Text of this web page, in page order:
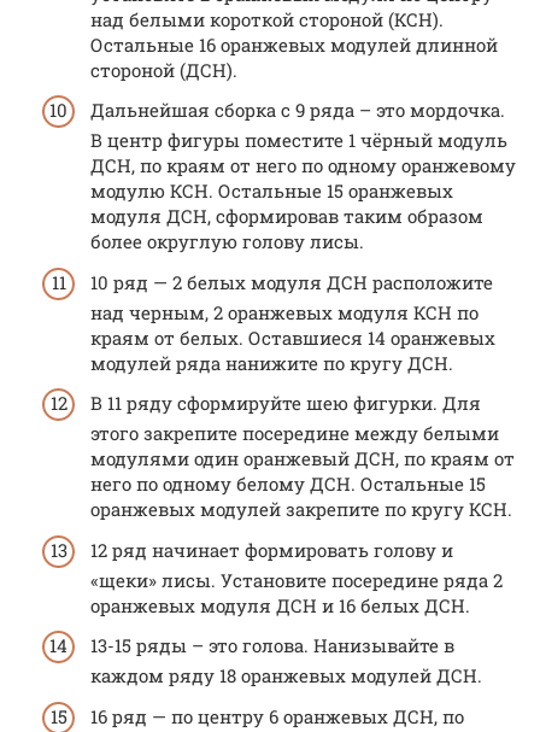
над белыми короткой стороной (КСН).
Остальные 16 оранжевых модулей длинной
стороной (ДСН).
Дальнейшая сборка с 9 ряда – это мордочка.
В центр фигуры поместите 1 чёрный модуль
ДСН, по краям от него по одному оранжевому
модулю КСН. Остальные 15 оранжевых
модуля ДСН, сформировав таким образом
более округлую голову лисы.
10 ряд — 2 белых модуля ДСН расположите
над черным, 2 оранжевых модуля КСН по
краям от белых. Оставшиеся 14 оранжевых
модулей ряда нанижите по кругу ДСН.
В 11 ряду сформируйте шею фигурки. Для
этого закрепите посередине между белыми
модулями один оранжевый ДСН, по краям от
него по одному белому ДСН. Остальные 15
оранжевых модулей закрепите по кругу КСН.
12 ряд начинает формировать голову и
«щеки» лисы. Установите посередине ряда 2
оранжевых модуля ДСН и 16 белых ДСН.
13-15 ряды – это голова. Нанизывайте в
каждом ряду 18 оранжевых модулей ДСН.
16 ряд — по центру 6 оранжевых ДСН, по